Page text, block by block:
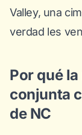
Valley, una
verdad les
Por qué
conjunta
de NC